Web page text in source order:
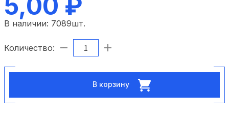
В наличии: 7089шт.
Количество:
В корзину